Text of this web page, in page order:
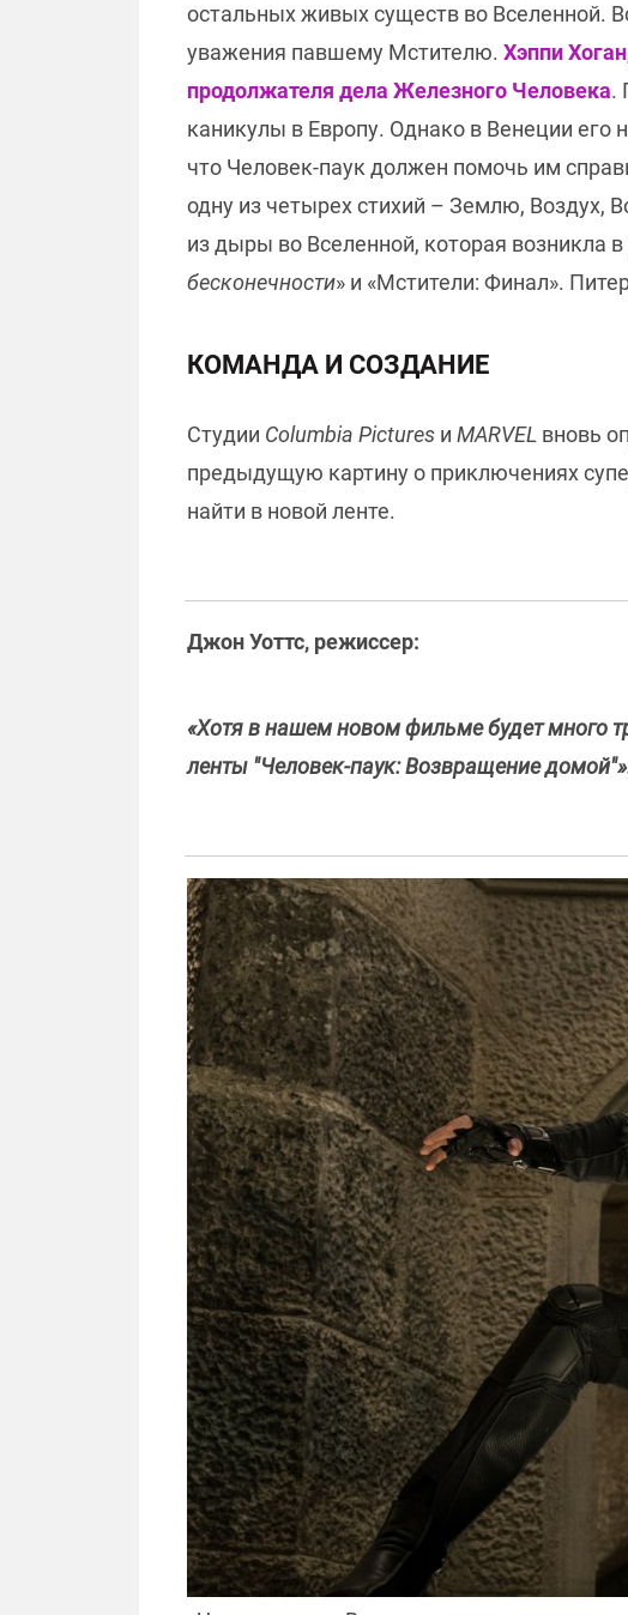
остальных живых существ во Вселенной.
уважения павшему Мстителю. Хэппи
продолжателя дела Железного Человека.
каникулы в Европу. Однако в Венеции
что Человек-паук должен помочь им
одну из четырех стихий – Землю,
из дыры во Вселенной, которая возникла
бесконечности» и «Мстители: Финал».
КОМАНДА И СОЗДАНИЕ
Студии Columbia Pictures и MARVEL вновь
предыдущую картину о приключениях
найти в новой ленте.
Джон Уоттс, режиссер:
«Хотя в нашем новом фильме будет много
ленты "Человек-паук: Возвращение